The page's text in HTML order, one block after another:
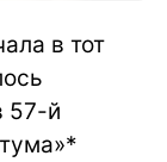
в тот
57-й